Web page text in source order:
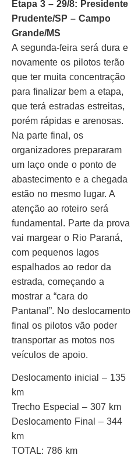
Etapa 3 – 29/8: Presidente
Prudente/SP – Campo
Grande/MS
A segunda-feira será dura e
novamente os pilotos terão
que ter muita concentração
para finalizar bem a etapa,
que terá estradas estreitas,
porém rápidas e arenosas.
Na parte final, os
organizadores prepararam
um laço onde o ponto de
abastecimento e a chegada
estão no mesmo lugar. A
atenção ao roteiro será
fundamental. Parte da prova
vai margear o Rio Paraná,
com pequenos lagos
espalhados ao redor da
estrada, começando a
mostrar a “cara do
Pantanal”. No deslocamento
final os pilotos vão poder
transportar as motos nos
veículos de apoio.
Deslocamento inicial – 135
km
Trecho Especial – 307 km
Deslocamento Final – 344
km
TOTAL: 786 km